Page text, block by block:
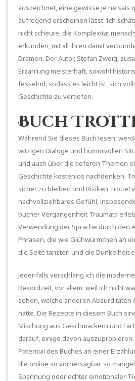
auszeichnet, eine gewisse je ne sais
aufregend erscheinen lässt. Ich
nicht scheute, die Komplexität
erkunden, mit all ihren damit
Dramen. Der Autor, Stefan Zweig,
Erzählung meisterhaft, sowohl
fesselnd, sodass es leicht ist, sich
Geschichte zu vertiefen.
Buch
Während Sie dieses Buch lesen,
witzigen Dialoge und humorvollen
und auch über die tieferen Themen
Geschichte kostenlos nachdenken.
sicher zu bleiben und Risiken Trottel
nachvollziehbares Gefühl,
bucher Vergangenheit Traumata
Verwendung der Sprache durch den
Phrasen, die wie Glühwürmchen an
die Seite tanzten und die Dunkelheit
Jedenfalls verschlang ich die
Rekordzeit, vor allem, weil ich nicht
sehen, welche anderen Absurditäten
hatte. Die Rezepte in diesem Buch
Mischung aus Geschmäckern und
darauf, einige davon auszuprobieren.
Potential des Buches an einer
die online so vorhersagbar, so
Spannung oder echter emotionaler